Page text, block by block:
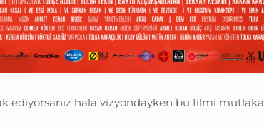
ediyorsanız hala vizyondayken bu filmi mutlaka